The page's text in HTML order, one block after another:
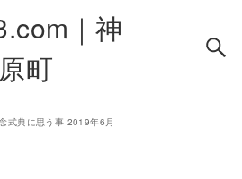
｜神
町
式典に思う事 2019年6月